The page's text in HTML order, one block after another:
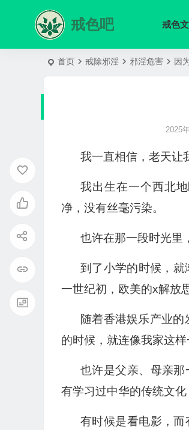
戒色吧 戒色
首页 戒除邪淫 邪淫危害 因
2025
我一直相信，老天让
我出生在一个西北
净，没有丝毫污染。
也许在那一段时光里
到了小学的时候，
一世纪初，欧美的x解放
随着香港娱乐产业
的时候，就连像我家这
也许是父亲、母亲
有学习过中华的传统文
有时候是看电影，